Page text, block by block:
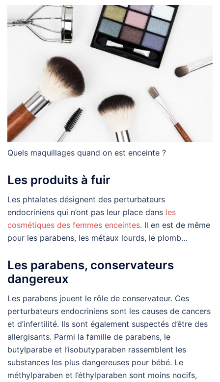
Quels maquillages quand on est enceinte ?
Les produits à fuir
Les phtalates désignent des perturbateurs
endocriniens qui n’ont pas leur place dans les
cosmétiques des femmes enceintes. Il en est de même
pour les parabens, les métaux lourds, le plomb…
Les parabens, conservateurs
dangereux
Les parabens jouent le rôle de conservateur. Ces
perturbateurs endocriniens sont les causes de cancers
et d’infertilité. Ils sont également suspectés d’être des
allergisants. Parmi la famille de parabens, le
butylparabe et l’isobutyparaben rassemblent les
substances les plus dangereuses pour bébé. Le
méthylparaben et l’éthylparaben sont moins nocifs,